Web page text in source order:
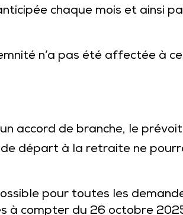
chaque mois et ainsi
n’a pas été affectée à
accord de branche, le prévoit
départ à la retraite ne
pour toutes les
à compter du 26 octobre